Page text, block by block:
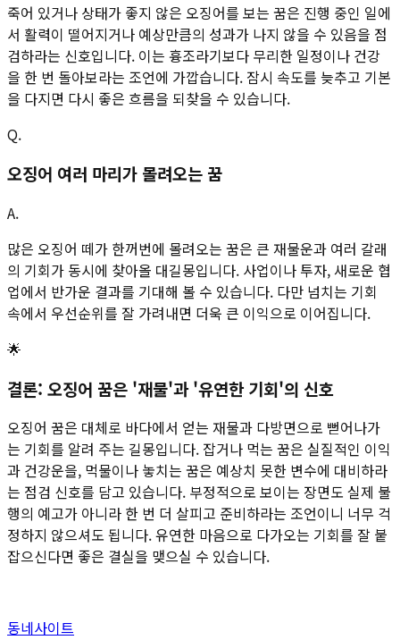
죽어 있거나 상태가 좋지 않은 오징어를 보는 꿈은 진행 중인 일에
서 활력이 떨어지거나 예상만큼의 성과가 나지 않을 수 있음을 점
검하라는 신호입니다. 이는 흉조라기보다 무리한 일정이나 건강
을 한 번 돌아보라는 조언에 가깝습니다. 잠시 속도를 늦추고 기본
을 다지면 다시 좋은 흐름을 되찾을 수 있습니다.
Q.
오징어 여러 마리가 몰려오는 꿈
A.
많은 오징어 떼가 한꺼번에 몰려오는 꿈은 큰 재물운과 여러 갈래
의 기회가 동시에 찾아올 대길몽입니다. 사업이나 투자, 새로운 협
업에서 반가운 결과를 기대해 볼 수 있습니다. 다만 넘치는 기회
속에서 우선순위를 잘 가려내면 더욱 큰 이익으로 이어집니다.
🌟
결론: 오징어 꿈은 '재물'과 '유연한 기회'의 신호
오징어 꿈은 대체로 바다에서 얻는 재물과 다방면으로 뻗어나가
는 기회를 알려 주는 길몽입니다. 잡거나 먹는 꿈은 실질적인 이익
과 건강운을, 먹물이나 놓치는 꿈은 예상치 못한 변수에 대비하라
는 점검 신호를 담고 있습니다. 부정적으로 보이는 장면도 실제 불
행의 예고가 아니라 한 번 더 살피고 준비하라는 조언이니 너무 걱
정하지 않으셔도 됩니다. 유연한 마음으로 다가오는 기회를 잘 붙
잡으신다면 좋은 결실을 맺으실 수 있습니다.
동네사이트